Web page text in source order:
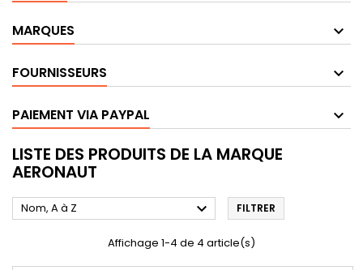
MARQUES
FOURNISSEURS
PAIEMENT VIA PAYPAL
LISTE DES PRODUITS DE LA MARQUE
AERONAUT
Nom, A à Z  FILTRER
Affichage 1-4 de 4 article(s)